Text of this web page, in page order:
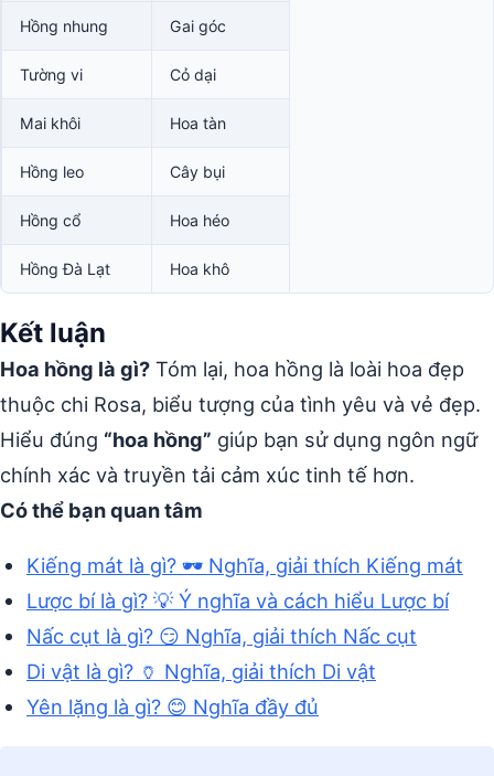
Hồng nhung Gai góc
Tường vi Cỏ dại
Mai khôi Hoa tàn
Hồng leo Cây bụi
Hồng cổ Hoa héo
Hồng Đà Lạt Hoa khô
Kết luận
Hoa hồng là gì? Tóm lại, hoa hồng là loài hoa đẹp
thuộc chi Rosa, biểu tượng của tình yêu và vẻ đẹp.
Hiểu đúng “hoa hồng” giúp bạn sử dụng ngôn ngữ
chính xác và truyền tải cảm xúc tinh tế hơn.
Có thể bạn quan tâm
Kiếng mát là gì? 🕶️ Nghĩa, giải thích Kiếng mát
Lược bí là gì? 💡 Ý nghĩa và cách hiểu Lược bí
Nấc cụt là gì? 😏 Nghĩa, giải thích Nấc cụt
Di vật là gì? 🏺 Nghĩa, giải thích Di vật
Yên lặng là gì? 😊 Nghĩa đầy đủ